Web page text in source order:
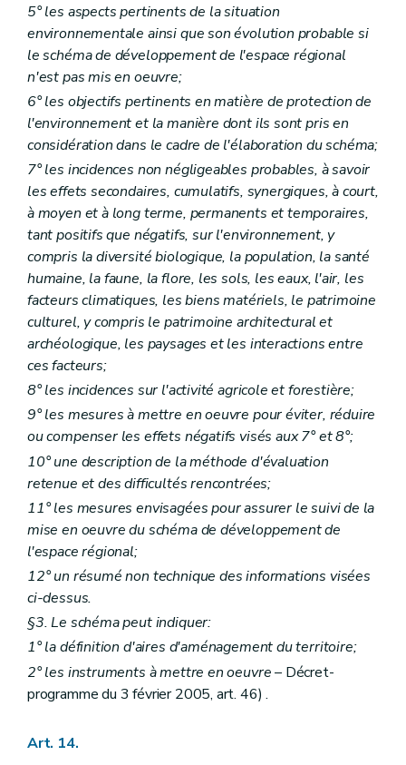
Chapitre XVI (Des fonctionnaires délégués pour l'application de l'article 3, alinéa 2
Art. 390
Art. 391 et 392
Chapitre XVII
Du règlement général sur les bâtisses applicable aux zones protégées de certaines communes en matière d'urbanisme
Art. 393
Art. 394
Art. 395
Art. 396
Art. 397
Art. 398
Art. 399
Art. 400
Art. 401
Art. 402
Art. 403
Art. 404
Art. 405
Chapitre XVIIbis
Isolation thermique et ventilation des bâtiments
Art. 406
Art. 407
Art. 408
Art. 410
Art. 411
Art. 412
Chapitre XVIIter
Règlement général sur les bâtisses relatif à l'accessibilité et à l'usage des espaces et bâtiments ou parties de bâtiments ouverts au public ou à usage collectif par les personnes à mobilité réduite - AGW du 25 février 1999, article 1
Art. 414
Art. 415
Art. 415/1
Art. 415/2
Art. 415/3
Art. 415/4
Art. 415/5
Art. 415/6
Art. 415/7
Art. 415/8
Art. 415/9
Art. 415/10
Art. 415/11
5° les aspects pertinents de la situation
environnementale ainsi que son évolution probable si
le schéma de développement de l'espace régional
n'est pas mis en oeuvre;
6° les objectifs pertinents en matière de protection de
l'environnement et la manière dont ils sont pris en
considération dans le cadre de l'élaboration du schéma;
7° les incidences non négligeables probables, à savoir
les effets secondaires, cumulatifs, synergiques, à court,
à moyen et à long terme, permanents et temporaires,
tant positifs que négatifs, sur l'environnement, y
compris la diversité biologique, la population, la santé
humaine, la faune, la flore, les sols, les eaux, l'air, les
facteurs climatiques, les biens matériels, le patrimoine
culturel, y compris le patrimoine architectural et
archéologique, les paysages et les interactions entre
ces facteurs;
8° les incidences sur l'activité agricole et forestière;
9° les mesures à mettre en oeuvre pour éviter, réduire
ou compenser les effets négatifs visés aux 7° et 8°;
10° une description de la méthode d'évaluation
retenue et des difficultés rencontrées;
11° les mesures envisagées pour assurer le suivi de la
mise en oeuvre du schéma de développement de
l'espace régional;
12° un résumé non technique des informations visées
ci-dessus.
§3. Le schéma peut indiquer:
1° la définition d'aires d'aménagement du territoire;
2° les instruments à mettre en oeuvre– Décret-
programme du 3 février 2005, art. 46) .
Art. 14.